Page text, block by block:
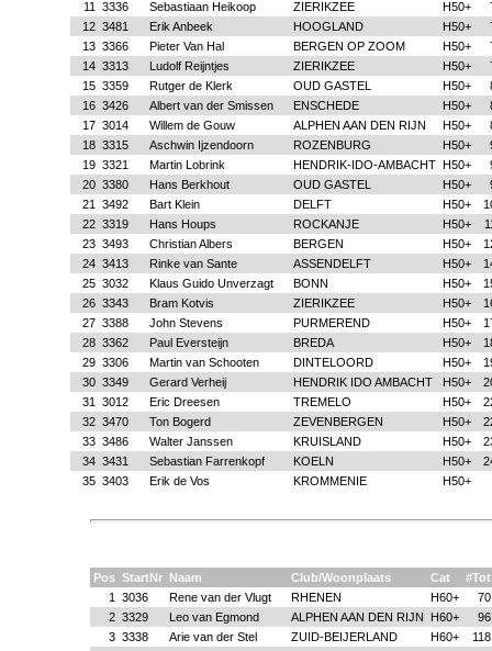
11
3336 Sebastiaan Heikoop ZIERIKZEE H50+
12 3481 Erik Anbeek HOOGLAND H50+
13 3366 Pieter Van Hal BERGEN OP ZOOM H50+
14 3313 Ludolf Reijntjes ZIERIKZEE H50+
15 3359 Rutger de Klerk OUD GASTEL H50+
16 3426 Albert van der Smissen ENSCHEDE H50+
17 3014 Willem de Gouw ALPHEN AAN DEN RIJN H50+
18 3315 Aschwin Ijzendoorn ROZENBURG H50+
19 3321 Martin Lobrink HENDRIK-IDO-AMBACHT H50+
20 3380 Hans Berkhout OUD GASTEL H50+
21
3492 Bart Klein DELFT H50+
22 3319 Hans Houps ROCKANJE H50+
23 3493 Christian Albers BERGEN H50+
24 3413 Rinke van Sante ASSENDELFT H50+
25 3032 Klaus Guido Unverzagt BONN H50+
26 3343 Bram Kotvis ZIERIKZEE H50+
27 3388 John Stevens PURMEREND H50+
28 3362 Paul Eversteijn BREDA H50+
29 3306 Martin van Schooten DINTELOORD H50+
30 3349 Gerard Verheij HENDRIK IDO AMBACHT H50+
31
3012 Eric Dreesen TREMELO H50+
32 3470 Ton Bogerd ZEVENBERGEN H50+
33 3486 Walter Janssen KRUISLAND H50+
34 3431 Sebastian Farrenkopf KOELN H50+
35 3403 Erik de Vos KROMMENIE H50+
Pos StartNr Naam Club/Woonplaats Cat
#Tot
1
3036 Rene van der Vlugt RHENEN H60+
70
2 3329 Leo van Egmond ALPHEN AAN DEN RIJN H60+
96
3 3338 Arie van der Stel ZUID-BEIJERLAND H60+
118